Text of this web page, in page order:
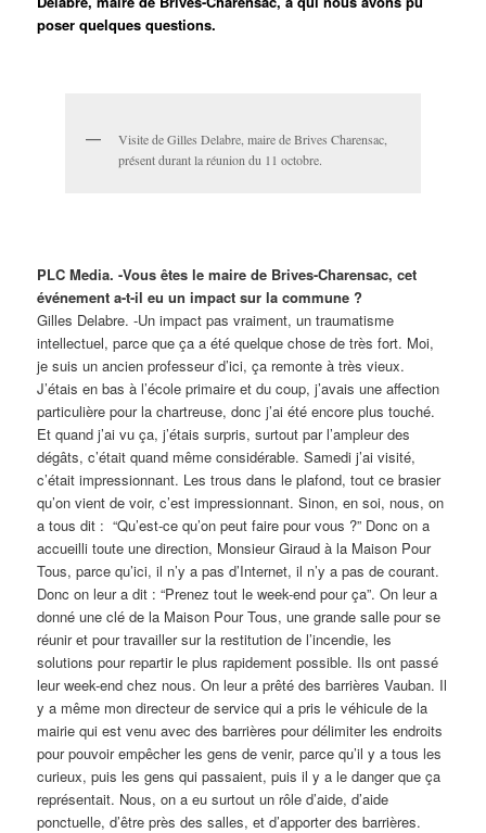
poser quelques questions.
Visite de Gilles Delabre, maire de Brives Charensac,
présent durant la réunion du 11 octobre.
PLC Media. -Vous êtes le maire de Brives-Charensac, cet
événement a-t-il eu un impact sur la commune ?
Gilles Delabre. -Un impact pas vraiment, un traumatisme
intellectuel, parce que ça a été quelque chose de très fort. Moi,
je suis un ancien professeur d’ici, ça remonte à très vieux.
J’étais en bas à l’école primaire et du coup, j’avais une affection
particulière pour la chartreuse, donc j’ai été encore plus touché.
Et quand j’ai vu ça, j’étais surpris, surtout par l’ampleur des
dégâts, c’était quand même considérable. Samedi j’ai visité,
c’était impressionnant. Les trous dans le plafond, tout ce brasier
qu’on vient de voir, c’est impressionnant.Sinon, en soi, nous, on
a tous dit : “Qu’est-ce qu’on peut faire pour vous ?” Donc on a
accueilli toute une direction, Monsieur Giraud à la Maison Pour
Tous, parce qu’ici, il n’y a pas d’Internet, il n’y a pas de courant.
Donc on leur a dit : “Prenez tout le week-end pour ça”. On leur a
donné une clé de la Maison Pour Tous, une grande salle pour se
réunir et pour travailler sur la restitution de l’incendie, les
solutions pour repartir le plus rapidement possible. Ils ont passé
leur week-end chez nous. On leur a prêté des barrières Vauban. Il
y a même mon directeur de service qui a pris le véhicule de la
mairie qui est venu avec des barrières pour délimiter les endroits
pour pouvoir empêcher les gens de venir, parce qu’il y a tous les
curieux, puis les gens qui passaient, puis il y a le danger que ça
représentait. Nous, on a eu surtout un rôle d’aide, d’aide
ponctuelle, d’être près des salles, et d’apporter des barrières.